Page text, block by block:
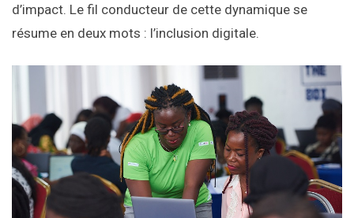
d’impact. Le fil conducteur de cette dynamique se
résume en deux mots : l’inclusion digitale.